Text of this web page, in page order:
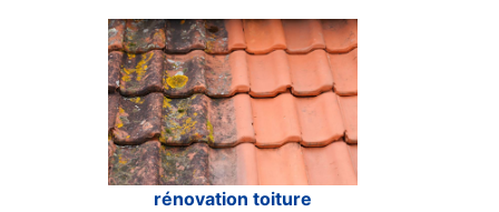
rénovation toiture